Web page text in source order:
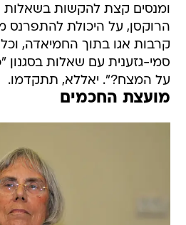
ומנסים קצת להקשות בשאלות
הרוקסן, על היכולת להתפרנס
קרבות אגו בתוך החמיאדה,
סמי-גזענית עם שאלות
על המצח?". יאללא, תתקדמו.
מועצת החכמים